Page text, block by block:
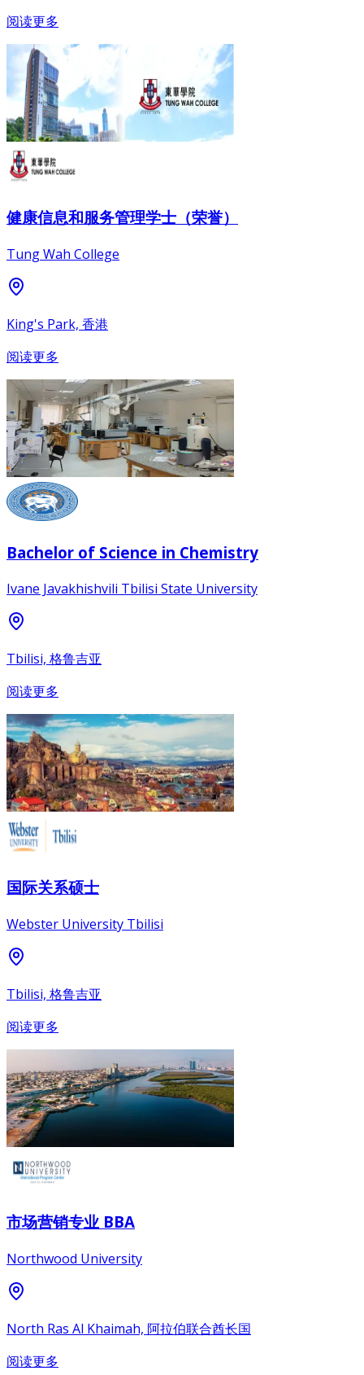
阅读更多
健康信息和服务管理学士（荣誉）
Tung Wah College
King's Park, 香港
阅读更多
Bachelor of Science in Chemistry
Ivane Javakhishvili Tbilisi State University
Tbilisi, 格鲁吉亚
阅读更多
国际关系硕士
Webster University Tbilisi
Tbilisi, 格鲁吉亚
阅读更多
市场营销专业 BBA
Northwood University
North Ras Al Khaimah, 阿拉伯联合酋长国
阅读更多